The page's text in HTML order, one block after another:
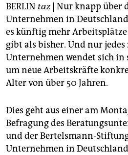
abo
genossenschaft
epaper login
BERLIN taz| Nur knapp über
Unternehmen in
es künftig mehr
gibt als bisher. Und nur
Unternehmen wendet sich in
um neue Arbeitskräfte
Alter von über 50 Jahren.
Dies geht aus einer am
Befragung des
und der Bertelsmann-
Unternehmen in